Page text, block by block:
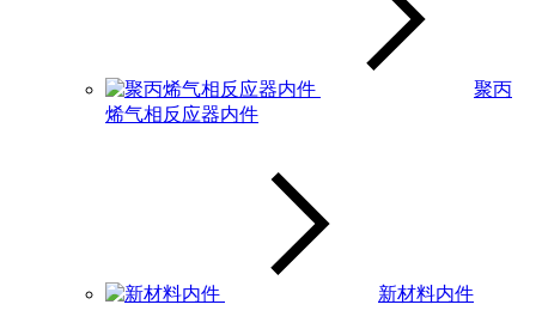
聚丙
烯气相反应器内件
新材料内件